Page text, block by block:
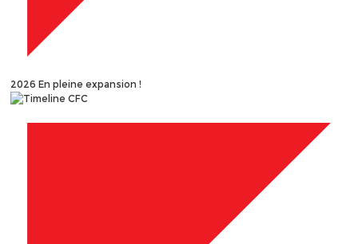
2026En pleine expansion !